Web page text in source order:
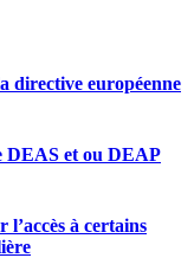
directive européenne
DEAS et ou DEAP
l’accès à certains